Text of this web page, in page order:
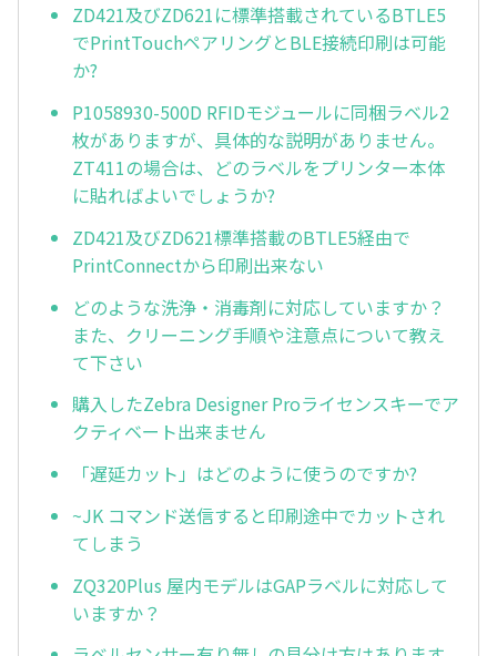
ZD421及びZD621に標準搭載されているBTLE5
でPrintTouchペアリングとBLE接続印刷は可能
か?
P1058930-500D RFIDモジュールに同梱ラベル2
枚がありますが、具体的な説明がありません。
ZT411の場合は、どのラベルをプリンター本体
に貼ればよいでしょうか?
ZD421及びZD621標準搭載のBTLE5経由で
PrintConnectから印刷出来ない
どのような洗浄・消毒剤に対応していますか？
また、クリーニング手順や注意点について教え
て下さい
購入したZebra Designer Proライセンスキーでア
クティベート出来ません
「遅延カット」はどのように使うのですか?
~JK コマンド送信すると印刷途中でカットされ
てしまう
ZQ320Plus 屋内モデルはGAPラベルに対応して
いますか？